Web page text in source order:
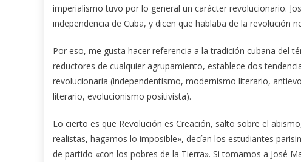
imperialismo tuvo por lo general un carácter revolucionario.
independencia de Cuba, y dicen que hablaba de la revolución
Por eso, me gusta hacer referencia a la tradición cubana del
reductores de cualquier agrupamiento, establece dos
revolucionaria (independentismo, modernismo literario,
literario, evo­lucionismo positivista).
Lo cierto es que Revolución es Creación, salto sobre el
realistas, hagamos lo imposible», decían los estudiantes
de partido «con los pobres de la Tierra». Si tomamos a José